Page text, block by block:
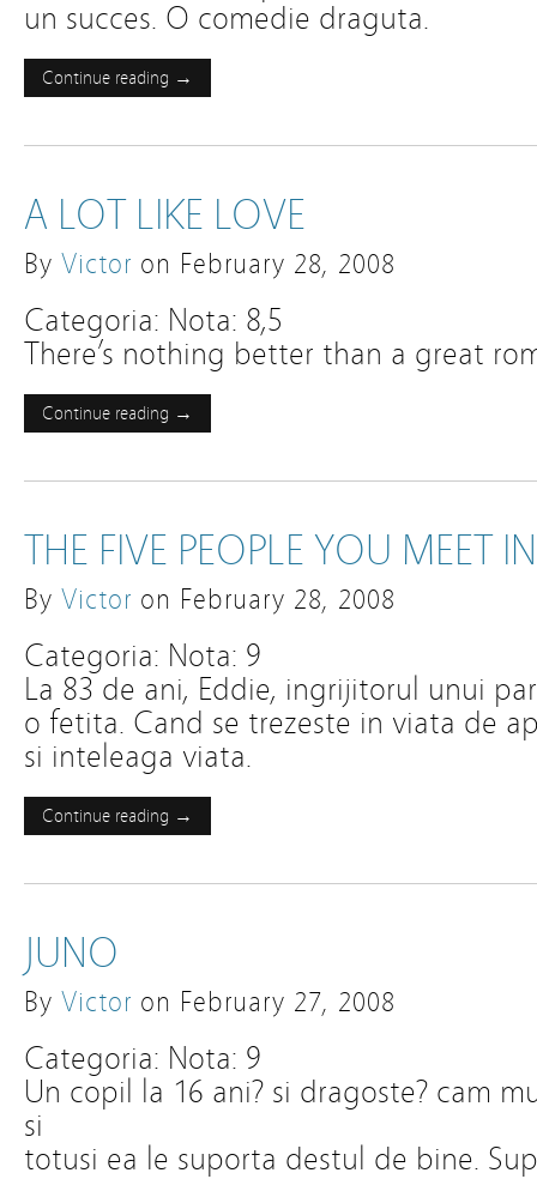
un succes. O comedie draguta.
Continue reading →
A LOT LIKE LOVE
By Victor on February 28, 2008
Categoria: Nota: 8,5
There’s nothing better than a great
Continue reading →
THE FIVE PEOPLE YOU MEET
By Victor on February 28, 2008
Categoria: Nota: 9
La 83 de ani, Eddie, ingrijitorul unui
o fetita. Cand se trezeste in viata de
si inteleaga viata.
Continue reading →
JUNO
By Victor on February 27, 2008
Categoria: Nota: 9
Un copil la 16 ani? si dragoste? cam
si
totusi ea le suporta destul de bine.